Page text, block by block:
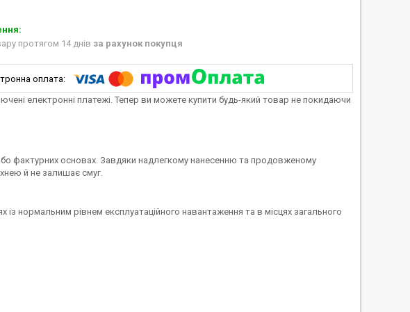
протягом 14 днів за рахунок покупця
електронні платежі. Тепер ви можете купити будь-який товар не покидаючи
фактурних основах. Завдяки надлегкому нанесенню та продовженому
й не залишає смуг.
нормальним рівнем експлуатаційного навантаження та в місцях загального